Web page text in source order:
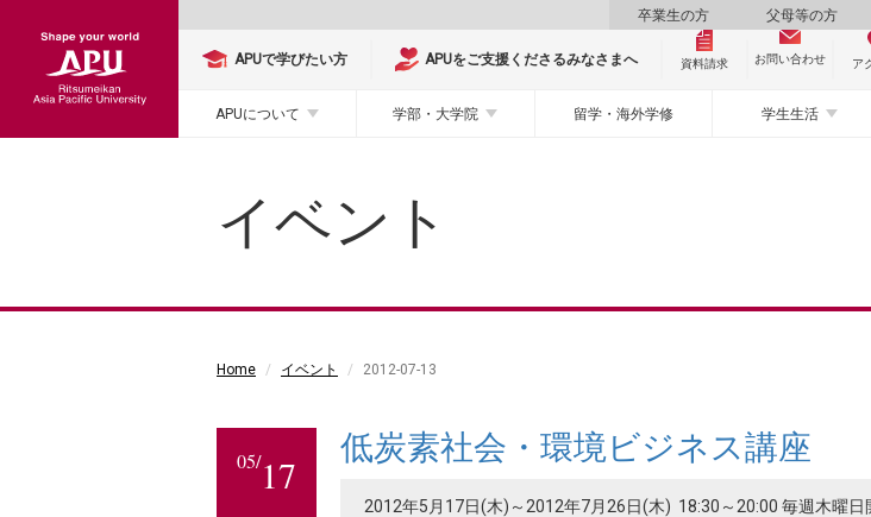
卒業生の方 父母等の方
APUで学びたい方 APUをご支援くださるみなさまへ 資料請求 お問い合わせ ア
APUについて 学部・大学院 留学・海外学修 学生生活
イベント
Home イベント 2012-07-13
05/17
低炭素社会・環境ビジネス講座
2012年5月17日(木)～2012年7月26日(木) 18:30～20:00 毎週木曜日